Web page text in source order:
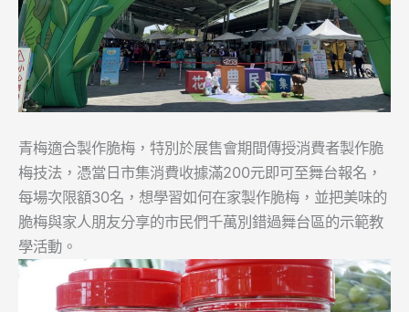
青梅適合製作脆梅，特別於展售會期間傳授消費者製作脆
梅技法，憑當日市集消費收據滿200元即可至舞台報名，
每場次限額30名，想學習如何在家製作脆梅，並把美味的
脆梅與家人朋友分享的市民們千萬別錯過舞台區的示範教
學活動。